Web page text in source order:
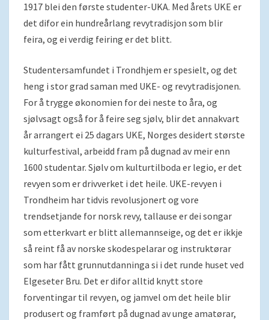
1917 blei den første studenter-UKA. Med årets UKE er
det difor ein hundreårlang revytradisjon som blir
feira, og ei verdig feiring er det blitt.
Studentersamfundet i Trondhjem er spesielt, og det
heng i stor grad saman med UKE- og revytradisjonen.
For å trygge økonomien for dei neste to åra, og
sjølvsagt også for å feire seg sjølv, blir det annakvart
år arrangert ei 25 dagars UKE, Norges desidert største
kulturfestival, arbeidd fram på dugnad av meir enn
1600 studentar. Sjølv om kulturtilboda er legio, er det
revyen som er drivverket i det heile. UKE-revyen i
Trondheim har tidvis revolusjonert og vore
trendsetjande for norsk revy, tallause er dei songar
som etterkvart er blitt allemannseige, og det er ikkje
så reint få av norske skodespelarar og instruktørar
som har fått grunnutdanninga si i det runde huset ved
Elgeseter Bru. Det er difor alltid knytt store
forventingar til revyen, og jamvel om det heile blir
produsert og framført på dugnad av unge amatørar,